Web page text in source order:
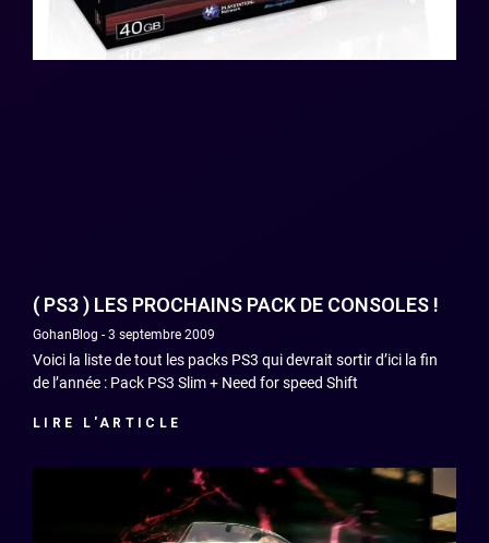
( PS3 ) LES PROCHAINS PACK DE CONSOLES !
GohanBlog 3 septembre 2009
Voici la liste de tout les packs PS3 qui devrait sortir d’ici la fin
de l’année : Pack PS3 Slim + Need for speed Shift
LIRE L'ARTICLE